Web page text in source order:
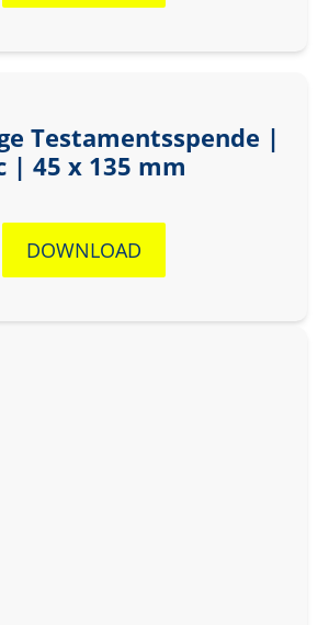
Testamentsspende |
| 45 x 135 mm
DOWNLOAD